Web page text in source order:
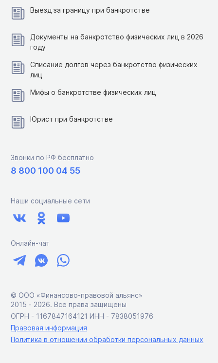
Выезд за границу при банкротстве
Документы на банкротство физических лиц в 2026
году
Списание долгов через банкротство физических
лиц
Мифы о банкротстве физических лиц
Юрист при банкротстве
Звонки по РФ бесплатно
8 800 100 04 55
Наши социальные сети
Онлайн-чат
© ООО «Финансово-правовой альянс»
2015 ‑ 2026. Все права защищены
ОГРН - 1167847164121 ИНН - 7838051976
Правовая информация
Политика в отношении обработки персональных данных